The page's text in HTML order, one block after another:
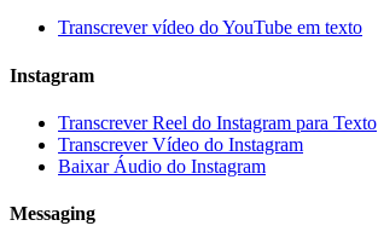
Transcrever vídeo do YouTube em texto
Instagram
Transcrever Reel do Instagram para Texto
Transcrever Vídeo do Instagram
Baixar Áudio do Instagram
Messaging